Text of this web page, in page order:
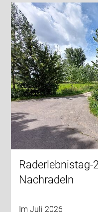
Raderlebnistag-
Nachradeln
Im Juli 2026